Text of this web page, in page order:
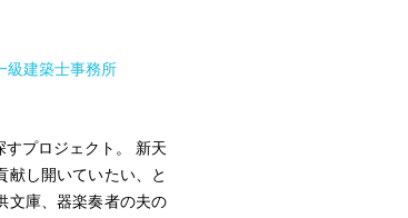
級建築士事務所
プロジェクト。 新天
し開いていたい、と
文庫、器楽奏者の夫の